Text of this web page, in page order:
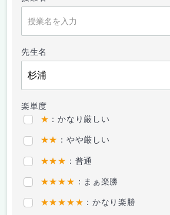
先生名
楽単度
★ ：かなり厳しい
★★ ：やや厳しい
★★★ ：普通
★★★★ ：まぁ楽勝
★★★★★ ：かなり楽勝